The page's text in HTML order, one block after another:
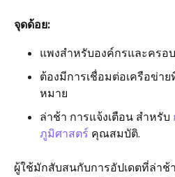
จุดด้อย:
แพงสำหรับองค์กรและครอ
ต้องมีการเชื่อมต่อเครือข่า
หมาย
ล่าช้า การแจ้งเตือน สำหรับ
ภูมิศาสตร์ คุณสมบัติ.
ผู้ใช้มักสับสนกับการอัปเดตที่ล่าช้